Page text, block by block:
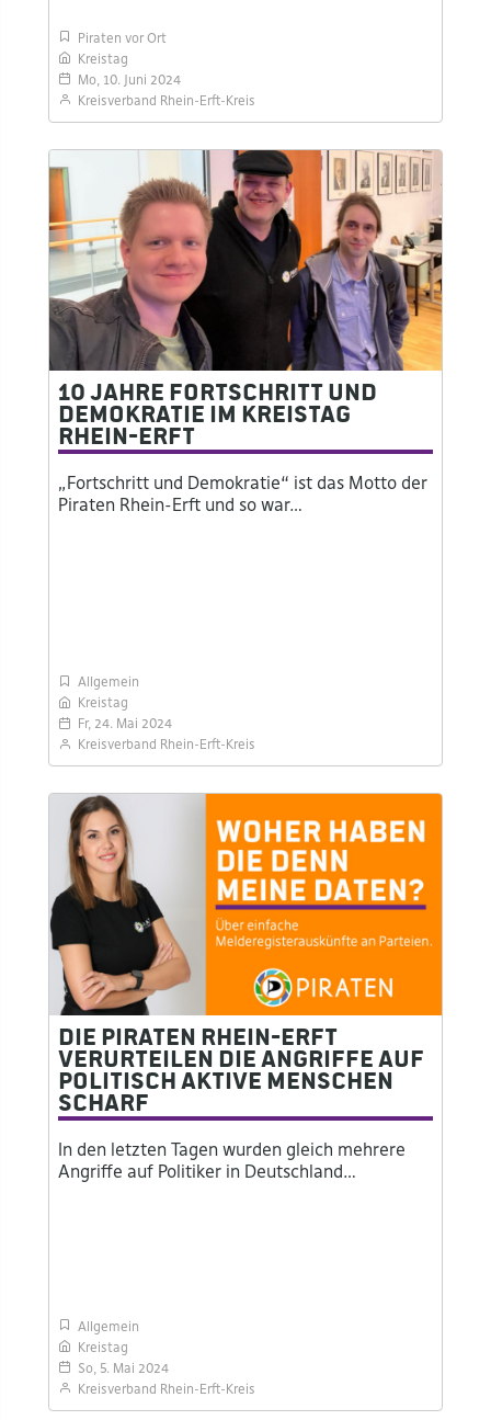
Piraten vor Ort
Kreistag
Mo, 10. Juni 2024
Kreisverband Rhein-Erft-Kreis
10 Jahre Fortschritt und
Demokratie im Kreistag
Rhein-Erft
„Fortschritt und Demokratie“ ist das Motto der
Piraten Rhein-Erft und so war…
Allgemein
Kreistag
Fr, 24. Mai 2024
Kreisverband Rhein-Erft-Kreis
Die Piraten Rhein-Erft
verurteilen die Angriffe auf
politisch aktive Menschen
scharf
In den letzten Tagen wurden gleich mehrere
Angriffe auf Politiker in Deutschland…
Allgemein
Kreistag
So, 5. Mai 2024
Kreisverband Rhein-Erft-Kreis